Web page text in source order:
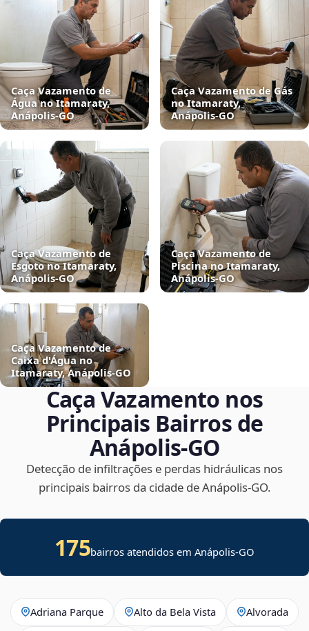
Caça Vazamento de
Água no Itamaraty,
Anápolis‑GO
Caça Vazamento de Gás
no Itamaraty,
Anápolis‑GO
Caça Vazamento de
Esgoto no Itamaraty,
Anápolis‑GO
Caça Vazamento de
Piscina no Itamaraty,
Anápolis‑GO
Caça Vazamento de
Caixa d'Água no
Itamaraty, Anápolis‑GO
Caça Vazamento nos
Principais Bairros de
Anápolis‑GO
Detecção de infiltrações e perdas hidráulicas nos
principais bairros da cidade de Anápolis‑GO.
175bairros atendidos em Anápolis-GO
Adriana Parque Alto da Bela Vista Alvorada